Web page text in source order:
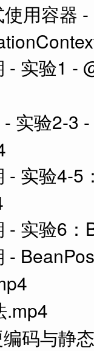
用容器 -
- 实验1 -
实验2-3
- 实验4-5
- 实验6
-
.mp4
码与静